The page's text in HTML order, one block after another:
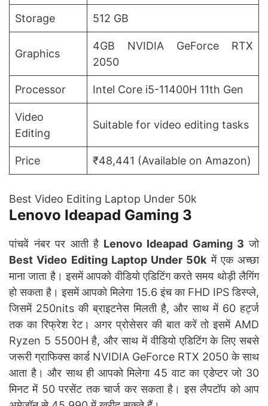
Storage 512 GB
Graphics
4GB NVIDIA GeForce RTX
2050
Processor Intel Core i5-11400H 11th Gen
Video
Editing
Suitable for video editing tasks
Price ₹48,441 (Available on Amazon)
Best Video Editing Laptop Under 50k
Lenovo Ideapad Gaming 3
पांचवें नंबर पर आती है Lenovo Ideapad Gaming 3जो
Best Video Editing Laptop Under 50k में एक अच्छा
माना जाता है। इसमें आपको वीडियो एडिटिंग करते समय थोड़ी लैगिंग
हो सकता है। इसमें आपको मिलेगा 15.6 इंच का FHD IPS डिस्प्ले,
जिसमें 250nits की ब्राइटनेस मिलती है, और साथ में 60 हर्ट्ज
तक का रिफ्रेश रेट। अगर प्रोसेसर की बात करें तो इसमें AMD
Ryzen 5 5500H है, और साथ में वीडियो एडिटिंग के लिए सबसे
जरूरी ग्राफिक्स कार्ड NVIDIA GeForce RTX 2050 के साथ
आता है। और साथ ही आपको मिलेगा 45 वाट का एडेप्टर जो 30
मिनट में 50 परसेंट तक चार्ज कर सकता है। इस लैपटॉप को आप